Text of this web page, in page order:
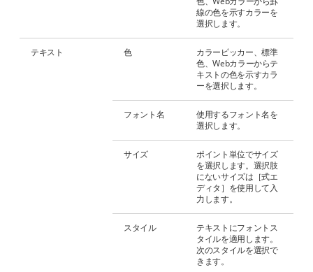
線の色を示すカラーを
選択します。
テキスト 色
カラーピッカー、標準
色、Webカラーからテ
キストの色を示すカラ
ーを選択します。
フォント名
使用するフォント名を
選択します。
サイズ
ポイント単位でサイズ
を選択します。選択肢
にないサイズは［式エ
ディタ］を使用して入
力します。
スタイル
テキストにフォントス
タイルを適用します。
次のスタイルを選択で
きます。